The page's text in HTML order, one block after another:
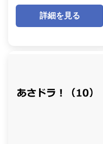
詳細を見る